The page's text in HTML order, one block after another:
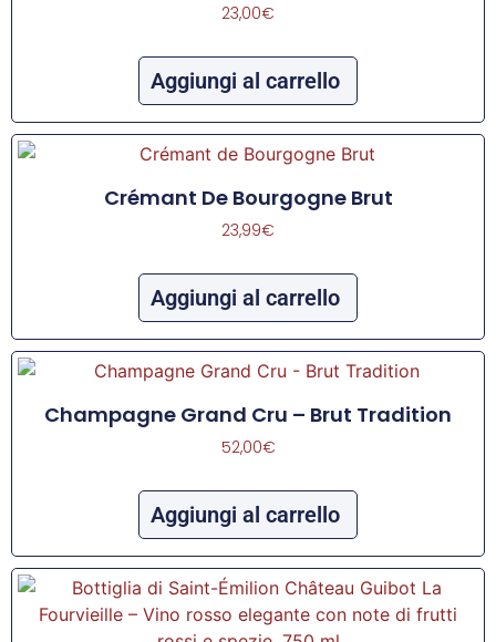
23,00€
Aggiungi al carrello
Crémant De Bourgogne Brut
23,99€
Aggiungi al carrello
Champagne Grand Cru – Brut Tradition
52,00€
Aggiungi al carrello